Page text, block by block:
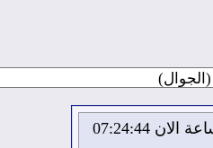
الاحد 9 من اغسطس 2026 , الساعة الان 07:24:45